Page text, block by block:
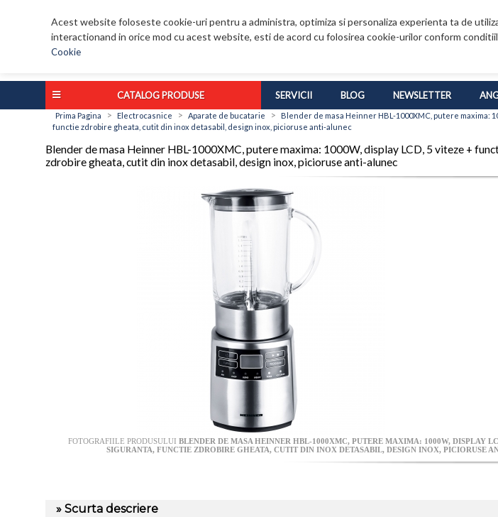
Acest website foloseste cookie-uri pentru a administra, optimiza si personaliza experienta ta de
interactionand in orice mod cu acest website, esti de acord cu folosirea cookie-urilor conform
Cookie
CATALOG PRODUSE SERVICII BLOG NEWSLETTER
Prima Pagina > Electrocasnice > Aparate de bucatarie >
Blender de masa Heinner HBL-1000XMC, putere maxima:
functie zdrobire gheata, cutit din inox detasabil, design inox, picioruse anti-alunec
Blender de masa Heinner HBL-1000XMC, putere maxima: 1000W, display LCD, 5 viteze +
zdrobire gheata, cutit din inox detasabil, design inox, picioruse anti-alunec
FOTOGRAFIILE PRODUSULUI BLENDER DE MASA HEINNER HBL-1000XMC, PUTERE MAXIMA: 1000W, DISPLAY
SIGURANTA, FUNCTIE ZDROBIRE GHEATA, CUTIT DIN INOX DETASABIL, DESIGN INOX, PICIORUSE
» Scurta descriere